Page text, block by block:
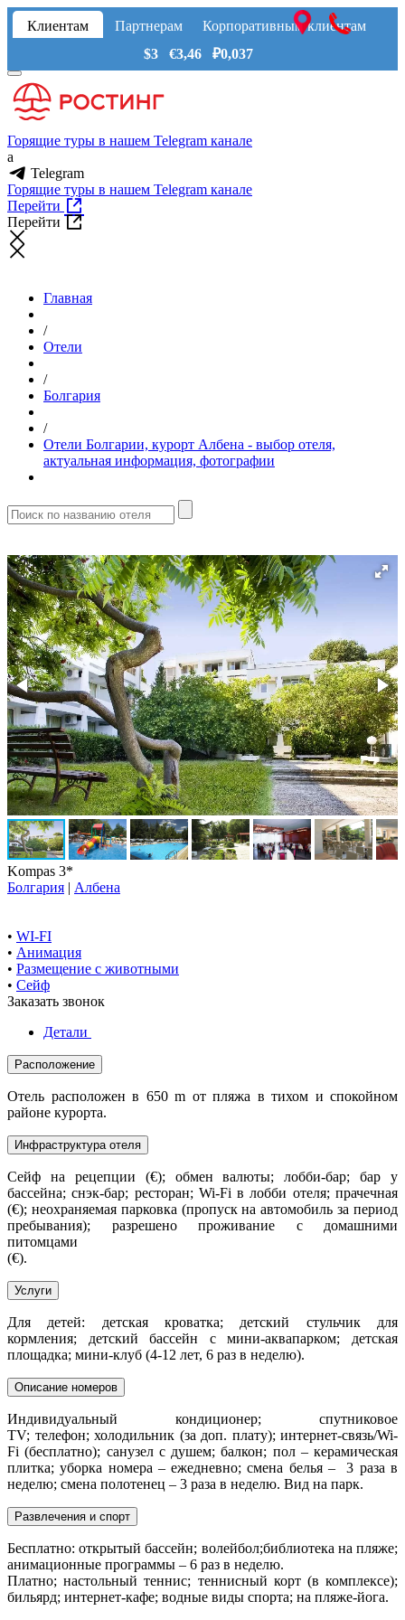
Клиентам Партнерам
Корпоративным клиентам
$3 €3,46 ₽0,037
Горящие туры в нашем Telegram канале
a
Telegram
Горящие туры в нашем Telegram канале
Перейти
Перейти
Главная
/
Отели
/
Болгария
/
Отели Болгарии, курорт Албена - выбор отеля,
актуальная информация, фотографии
Kompas 3*
Болгария | Албена
• WI-FI
• Анимация
• Размещение с животными
• Сейф
Заказать звонок
Детали
Расположение
Отель расположен в 650 m от пляжа в тихом и спокойном
районе курорта.
Инфраструктура отеля
Сейф на рецепции (€); обмен валюты; лобби-бар; бар у
бассейна; снэк-бар; ресторан; Wi-Fi в лобби отеля; прачечная
(€); неохраняемая парковка (пропуск на автомобиль за период
пребывания); разрешено проживание с домашними
питомцами
(€).
Услуги
Для детей: детская кроватка; детский стульчик для
кормления; детский бассейн с мини-аквапарком; детская
площадка; мини-клуб (4-12 лет, 6 раз в неделю).
Описание номеров
Индивидуальный кондиционер; спутниковое
TV; телефон; холодильник (за доп. плату); интернет-связь/Wi-
Fi (бесплатно); санузел с душем; балкон; пол – керамическая
плитка; уборка номера – ежедневно; смена белья – 3 раза в
неделю; смена полотенец – 3 раза в неделю. Вид на парк.
Развлечения и спорт
Бесплатно: открытый бассейн; волейбол;библиотека на пляже;
анимационные программы – 6 раз в неделю.
Платно; настольный теннис; теннисный корт (в комплексе);
бильярд; интернет-кафе; водные виды спорта; на пляже-йога.